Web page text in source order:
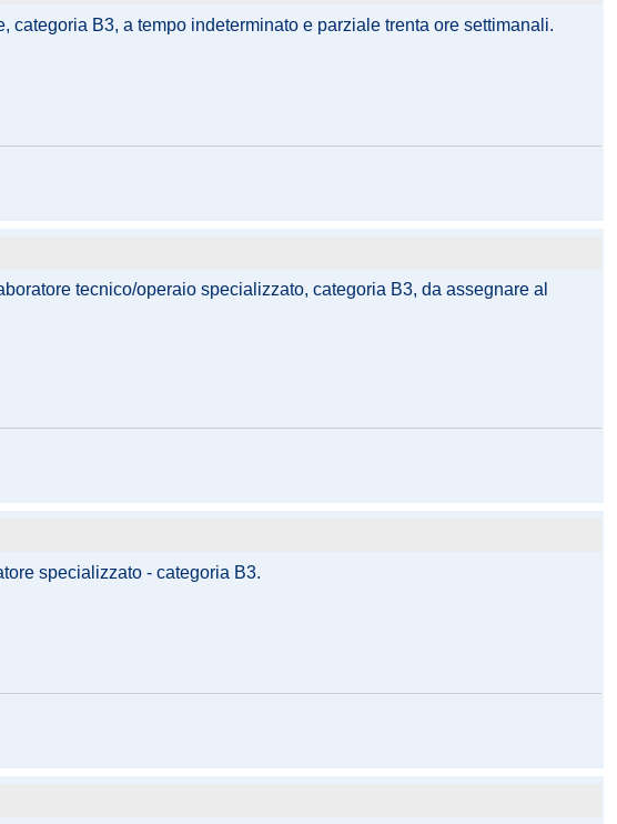
B3, a tempo indeterminato e parziale trenta ore settimanali.
tecnico/operaio specializzato, categoria B3, da assegnare al
specializzato - categoria B3.